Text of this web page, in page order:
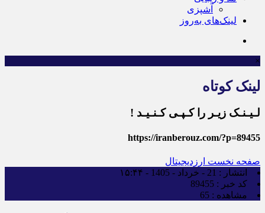
آشپزی
لینک‌های به‌روز
×
لینک کوتاه
لـیـنـک زیـر را کـپـی کـنـیـد !
https://iranberouz.com/?p=89455
صفحه نخست ارزدیجیتال
انتشار : 21 - خرداد - 1405 - ۱۵:۴۴
کد خبر : 89455
مشاهده : 65